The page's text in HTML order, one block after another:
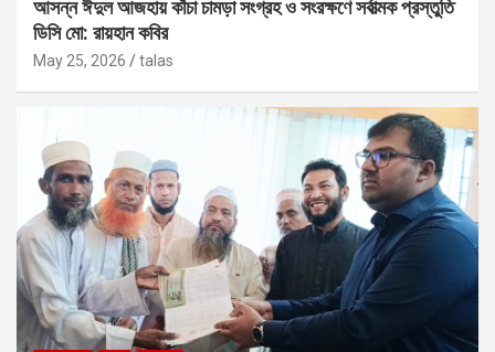
আসন্ন ঈদুল আজহায় কাঁচা চামড়া সংগ্রহ ও সংরক্ষণে সর্বাত্মক প্রস্তুতি
ডিসি মো: রায়হান কবির
May 25, 2026 talas